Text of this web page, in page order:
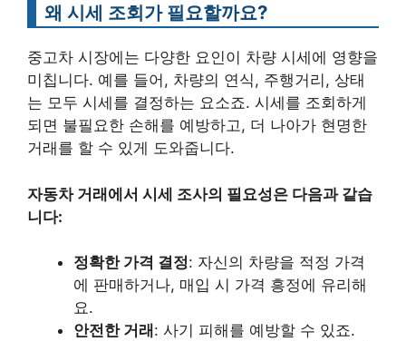
왜 시세 조회가 필요할까요?
중고차 시장에는 다양한 요인이 차량 시세에 영향을
미칩니다. 예를 들어, 차량의 연식, 주행거리, 상태
는 모두 시세를 결정하는 요소죠. 시세를 조회하게
되면 불필요한 손해를 예방하고, 더 나아가 현명한
거래를 할 수 있게 도와줍니다.
자동차 거래에서 시세 조사의 필요성은 다음과 같습
니다:
정확한 가격 결정: 자신의 차량을 적정 가격
에 판매하거나, 매입 시 가격 흥정에 유리해
요.
안전한 거래 : 사기 피해를 예방할 수 있죠.